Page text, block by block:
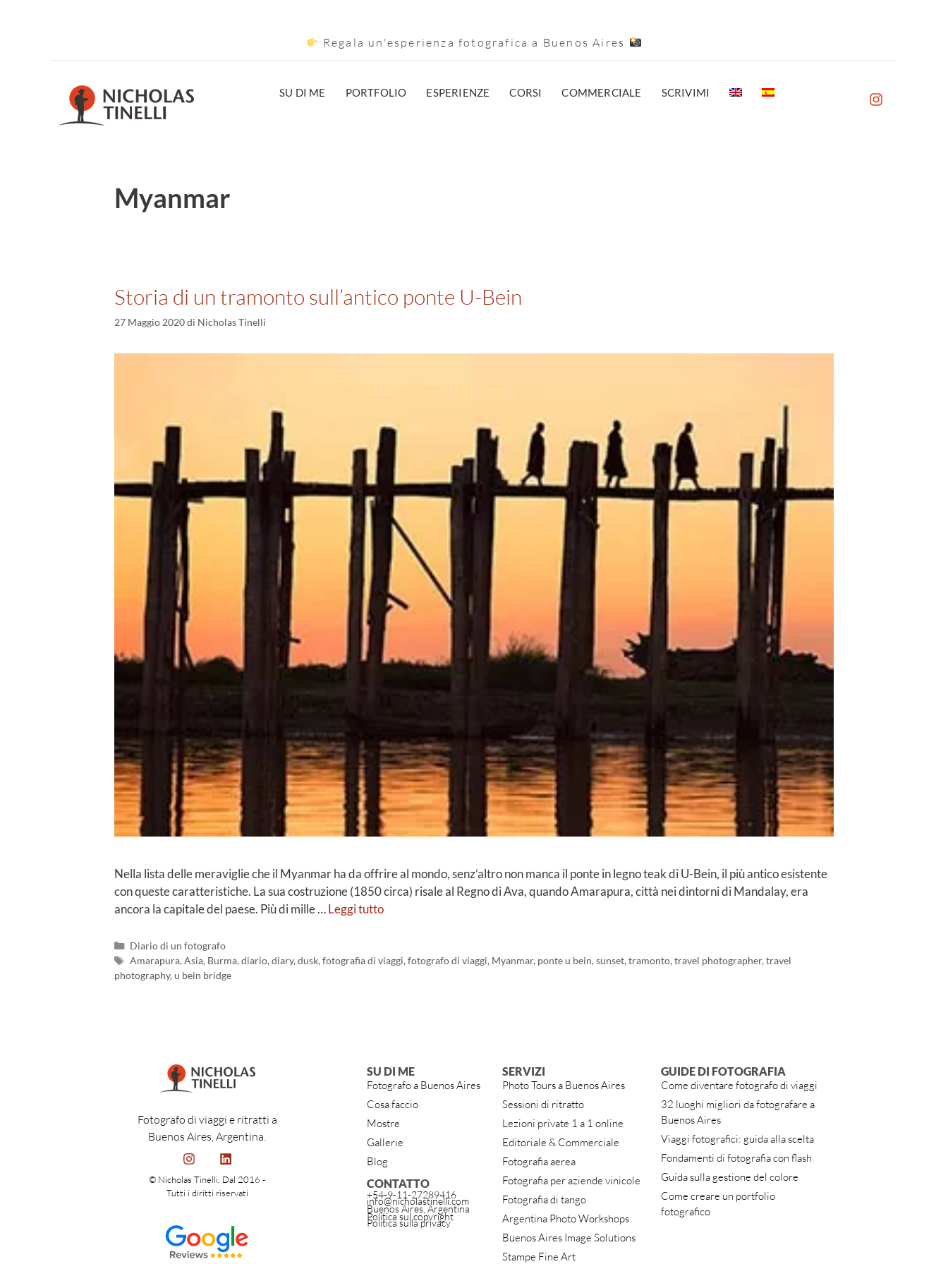
Regala un'esperienza fotografica a Buenos Aires
SU DI ME PORTFOLIO ESPERIENZE CORSI COMMERCIALE SCRIVIMI
Myanmar
Storia di un tramonto sull’antico ponte U-Bein
27 Maggio 2020di Nicholas Tinelli
Nella lista delle meraviglie che il Myanmar ha da offrire al mondo, senz’altro non manca il ponte in legno teak di U-Bein, il più antico esistente
con queste caratteristiche. La sua costruzione (1850 circa) risale al Regno di Ava, quando Amarapura, città nei dintorni di Mandalay, era
ancora la capitale del paese. Più di mille …Leggi tutto
Diario di un fotografo
Amarapura,Asia, Burma,diario,diary,dusk,fotografia di viaggi,fotografo di viaggi, Myanmar, ponte u bein,sunset,tramonto,travel photographer,travel
photography,u bein bridge
Fotografo di viaggi e ritratti a
Buenos Aires, Argentina.
© Nicholas Tinelli, Dal 2016 -
Tutti i diritti riservati
SU DI ME
Fotografo a Buenos Aires
Cosa faccio
Mostre
Gallerie
Blog
CONTATTO
+54-9-11-27289416
info@nicholastinelli.com
Buenos Aires, Argentina
Politica sul copyright
Politica sulla privacy
SERVIZI
Photo Tours a Buenos Aires
Sessioni di ritratto
Lezioni private 1 a 1 online
Editoriale & Commerciale
Fotografia aerea
Fotografia per aziende vinicole
Fotografia di tango
Argentina Photo Workshops
Buenos Aires Image Solutions
Stampe Fine Art
GUIDE DI FOTOGRAFIA
Come diventare fotografo di viaggi
32 luoghi migliori da fotografare a
Buenos Aires
Viaggi fotografici: guida alla scelta
Fondamenti di fotografia con flash
Guida sulla gestione del colore
Come creare un portfolio
fotografico